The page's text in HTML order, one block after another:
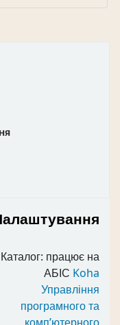
Каталог: працює на
АБІС Koha
Управління
програмного та